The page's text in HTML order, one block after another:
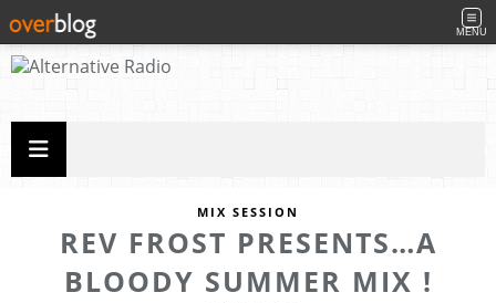
MENU
MIX SESSION
REV FROST PRESENTS…A
BLOODY SUMMER MIX !